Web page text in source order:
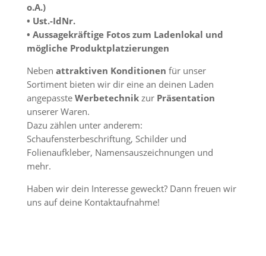
o.A.)
• Ust.-IdNr.
• Aussagekräftige Fotos zum Ladenlokal und
mögliche Produktplatzierungen
Neben attraktiven Konditionen für unser
Sortiment bieten wir dir eine an deinen Laden
angepasste Werbetechnikzur Präsentation
unserer Waren.
Dazu zählen unter anderem:
Schaufensterbeschriftung, Schilder und
Folienaufkleber, Namensauszeichnungen und
mehr.
Haben wir dein Interesse geweckt? Dann freuen wir
uns auf deine Kontaktaufnahme!